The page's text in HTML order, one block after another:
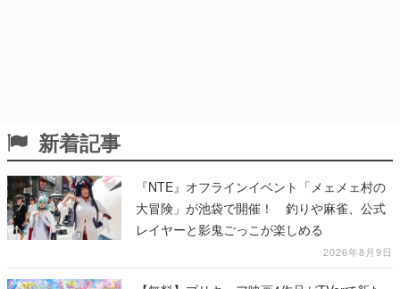
新着記事
『NTE』オフラインイベント「メェメェ村の
大冒険」が池袋で開催！ 釣りや麻雀、公式
レイヤーと影鬼ごっこが楽しめる
2026年8月9日